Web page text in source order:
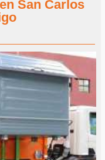
San Carlos